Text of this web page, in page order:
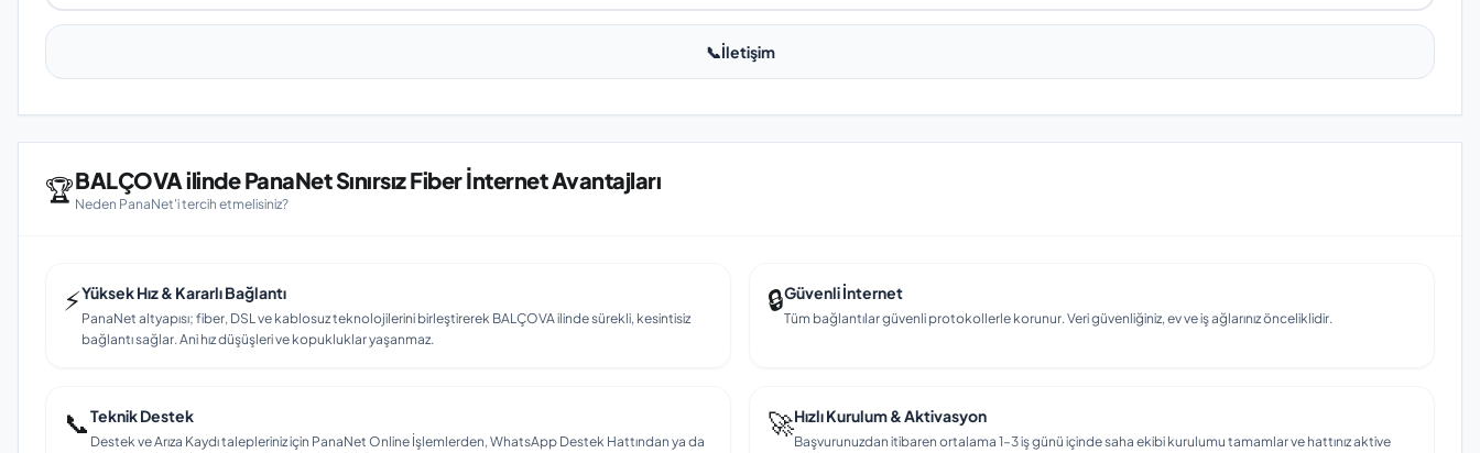
📞İletişim
🏆BALÇOVA ilinde PanaNet Sınırsız Fiber İnternet Avantajları
Neden PanaNet'i tercih etmelisiniz?
⚡Yüksek Hız & Kararlı Bağlantı
PanaNet altyapısı; fiber, DSL ve kablosuz teknolojilerini birleştirerek BALÇOVA ilinde sürekli, kesintisiz
bağlantı sağlar. Ani hız düşüşleri ve kopukluklar yaşanmaz.
🔒Güvenli İnternet
Tüm bağlantılar güvenli protokollerle korunur. Veri güvenliğiniz, ev ve iş ağlarınız önceliklidir.
📞Teknik Destek
Destek ve Arıza Kaydı talepleriniz için PanaNet Online İşlemlerden, WhatsApp Destek Hattından ya da
🚀Hızlı Kurulum & Aktivasyon
Başvurunuzdan itibaren ortalama 1–3 iş günü içinde saha ekibi kurulumu tamamlar ve hattınız aktive